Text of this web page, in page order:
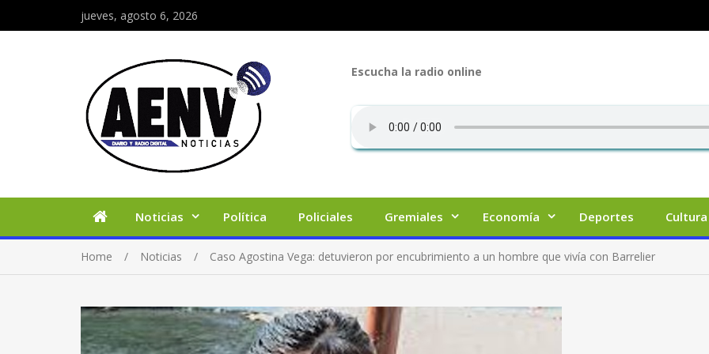
jueves, agosto 6, 2026
Escucha la radio online
Noticias Política Policiales Gremiales Economía Deportes Cultura
Home Noticias Caso Agostina Vega: detuvieron por encubrimiento a un hombre que vivía con Barrelier